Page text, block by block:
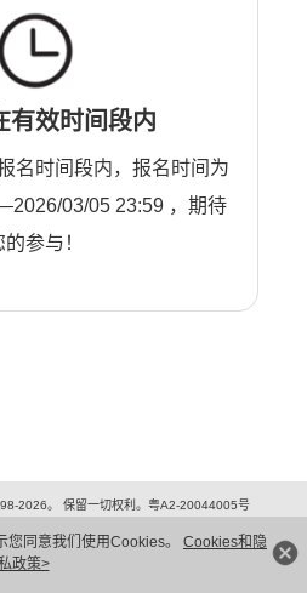
同意我们使用Cookies。 Cookies和隐
政策>
有效时间段内
名时间段内，报名时间为
03/05 23:59 ，期待
的参与！
2026。 保留一切权利。粤A2-20044005号